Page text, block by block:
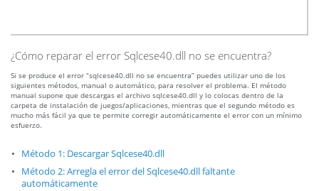
¿Cómo reparar el error Sqlcese40.dll no se encuentra?
Si se produce el error “sqlcese40.dll no se encuentra” puedes utilizar uno de los
siguientes métodos, manual o automático, para resolver el problema. El método
manual supone que descargas el archivo sqlcese40.dll y lo colocas dentro de la
carpeta de instalación de juegos/aplicaciones, mientras que el segundo método es
mucho más fácil ya que te permite corregir automáticamente el error con un mínimo
esfuerzo.
Método 1: Descargar Sqlcese40.dll
Método 2: Arregla el error del Sqlcese40.dll faltante
automáticamente